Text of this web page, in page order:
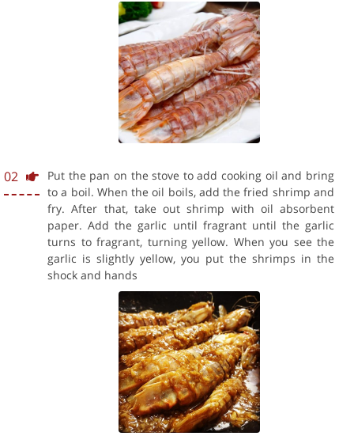
02
Put the pan on the stove to add cooking oil and bring
to a boil. When the oil boils, add the fried shrimp and
fry. After that, take out shrimp with oil absorbent
paper. Add the garlic until fragrant until the garlic
turns to fragrant, turning yellow. When you see the
garlic is slightly yellow, you put the shrimps in the
shock and hands